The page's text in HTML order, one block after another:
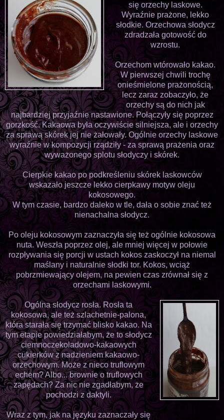
się orzechy laskowe.
Wyraźnie prażone, lekko
słodkie. Orzechowa słodycz
zdradzała gotowość do
wzrostu.
Orzechom wtórowało kakao.
W pierwszej chwili trochę
onieśmielone prażonością,
lecz zaraz zobaczyło, że
orzechy są do nich jak
najbardziej przyjaźnie nastawione. Połączyły się poprzez
gorzkość. Kakaowa była oczywiście silniejsza, ale i orzechy
za sprawą skórek jej nie żałowały. Ogólnie orzechy laskowe
wyraźnie w kompozycji rządziły - za sprawą prażenia oraz
wyważonego splotu słodyczy i skórek.
Cierpkie kakao po podkreśleniu skórek laskowców
wskazało jeszcze lekko cierpkawy motyw oleju
kokosowego.
W tym czasie, bardzo daleko w tle, dała o sobie znać też
nienachalna słodycz.
Po oleju kokosowym zaznaczyła się też ogólnie kokosowa
nuta. Weszła poprzez olej, ale mniej więcej w połowie
rozpływania się porcji w ustach kokos zaskoczył na niemal
maślany i naturalnie słodki tor. Kokos, wciąż
pobrzmiewający olejem, na pewien czas zrównał się z
orzechami laskowymi.
Ogólna słodycz rosła. Rosła ta
kokosowa, ale też szlachetnie-palona,
która starała się trzymać blisko kakao. Na
tym etapie powiedziałabym, że to słodycz
ciemnoczekoladowo-kakaowych
cukierków z nadzieniem kakaowo-
orzechowym. Może z nieco truflowym
echem? Albo... brownie o truflowych
zapędach? Za nic nie zgadłabym, że
pochodzi z daktyli.
Wraz z tym, jak na języku zaznaczały się